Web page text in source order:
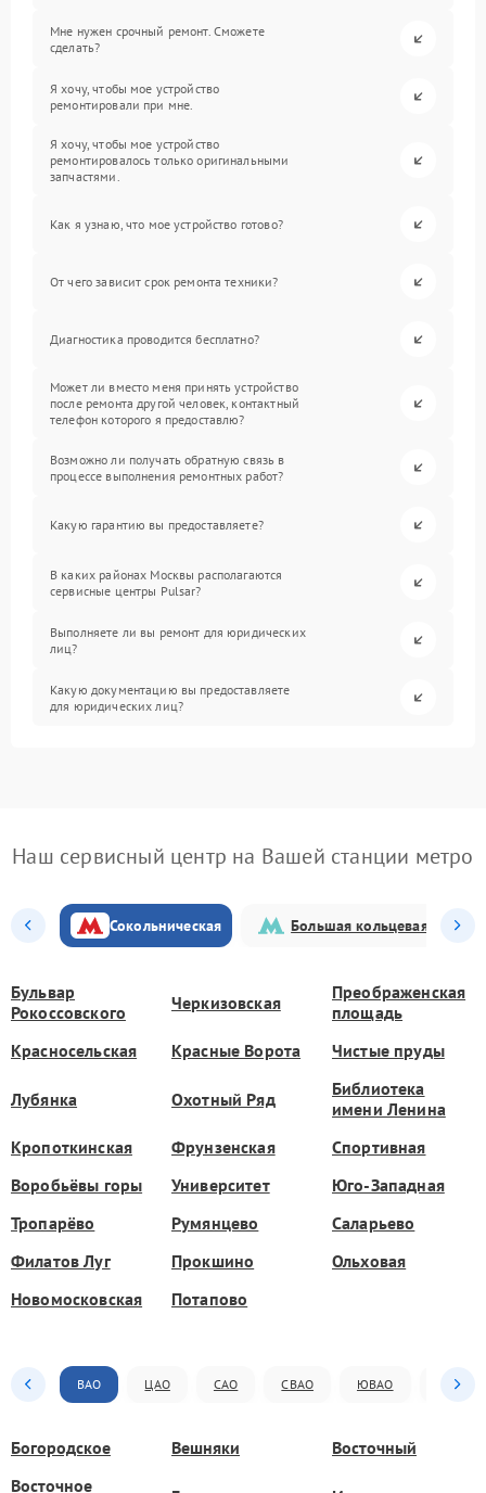
Мне нужен срочный ремонт. Сможете
сделать?
Я хочу, чтобы мое устройство
ремонтировали при мне.
Я хочу, чтобы мое устройство
ремонтировалось только оригинальными
запчастями.
Как я узнаю, что мое устройство готово?
От чего зависит срок ремонта техники?
Диагностика проводится бесплатно?
Может ли вместо меня принять устройство
после ремонта другой человек, контактный
телефон которого я предоставлю?
Возможно ли получать обратную связь в
процессе выполнения ремонтных работ?
Какую гарантию вы предоставляете?
В каких районах Москвы располагаются
сервисные центры Pulsar?
Выполняете ли вы ремонт для юридических
лиц?
Какую документацию вы предоставляете
для юридических лиц?
Наш сервисный центр на Вашей станции метро
Сокольническая Большая кольцевая
Бульвар
Рокоссовского
Черкизовская
Преображенская
площадь
Красносельская
Красные Ворота Чистые пруды
Лубянка Охотный Ряд
Библиотека
имени Ленина
Кропоткинская
Фрунзенская
Спортивная
Воробьёвы горы
Университет
Юго-Западная
Тропарёво
Румянцево
Саларьево
Филатов Луг
Прокшино
Ольховая
Новомосковская
Потапово
ВАО ЦАО САО СВАО ЮВАО ЮАО
Богородское Вешняки
Восточный
Восточное